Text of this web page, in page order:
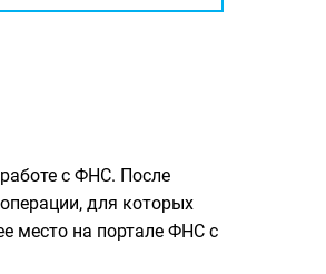
с ФНС. После
для которых
место на портале ФНС с